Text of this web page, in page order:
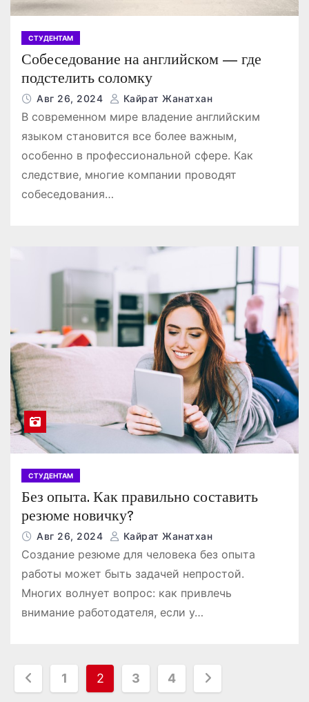
СТУДЕНТАМ
Собеседование на английском — где
подстелить соломку
Авг 26, 2024 Кайрат Жанатхан
В современном мире владение английским
языком становится все более важным,
особенно в профессиональной сфере. Как
следствие, многие компании проводят
собеседования…
СТУДЕНТАМ
Без опыта. Как правильно составить
резюме новичку?
Авг 26, 2024 Кайрат Жанатхан
Создание резюме для человека без опыта
работы может быть задачей непростой.
Многих волнует вопрос: как привлечь
внимание работодателя, если у…
П
1 2 3 4